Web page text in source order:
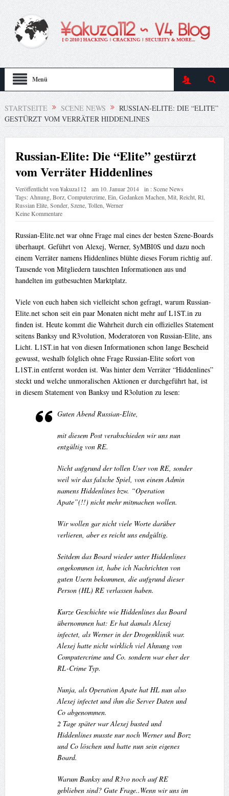
Menü
STARTSEITE SCENE NEWS
RUSSIAN-ELITE: DIE “ELITE”
GESTÜRZT VOM VERRÄTER HIDDENLINES
Russian-Elite: Die “Elite” gestürzt
vom Verräter Hiddenlines
Veröffentlicht von¥akuza112 am 10. Januar 2014 in :Scene News
Tags: Ahnung, Borz, Computercrime, Ein Gedanken Machen Mit, Reicht, Rl,
Russian Elite, Sonder, Szene, Tollen Werner
Keine Kommentare
Russian-Elite.net war ohne Frage mal eines der besten Szene-Boards
überhaupt. Geführt von Alexej, Werner, $yMBI0S und dazu noch
einem Verräter namens Hiddenlines blühte dieses Forum richtig auf.
Tausende von Mitgliedern tauschten Informationen aus und
handelten im gutbesuchten Marktplatz.
Viele von euch haben sich vielleicht schon gefragt, warum Russian-
Elite.net schon seit ein paar Monaten nicht mehr auf L1ST.in zu
finden ist. Heute kommt die Wahrheit durch ein offizielles Statement
seitens Banksy und R3volution, Moderatoren von Russian-Elite, ans
Licht. L1ST.in hat von diesen Informationen schon lange Bescheid
gewusst, weshalb folglich ohne Frage Russian-Elite sofort von
L1ST.in entfernt worden ist. Was hinter dem Verräter “Hiddenlines”
steckt und welche unmoralischen Aktionen er durchgeführt hat, ist
in diesem Statement von Banksy und R3olution zu lesen:
Guten Abend Russian-Elite,
mit diesem Post verabschieden wir uns nun
entgültig von RE.
Nicht aufgrund der tollen User von RE, sonder
weil wir das falsche Spiel, von einem Admin
namens Hiddenlines bzw. “Operation
Apate”(!!) nicht mehr mitmachen wollen.
Wir wollen gar nicht viele Worte darüber
verlieren, aber es reicht uns endgültig.
Seitdem das Board wieder unter Hiddenlines
ongekommen ist, habe ich Nachrichten von
guten Usern bekommen, die aufgrund dieser
Person (HL) RE verlassen haben.
Kurze Geschichte wie Hiddenlines das Board
übernommen hat: Er hat damals Alexej
infectet, als Werner in der Drogenklinik war.
Alexej hatte nicht wirklich viel Ahnung von
Computercrime und Co. sondern war eher der
RL-Crime Typ.
Nunja, als Operation Apate hat HL nun also
Alexej infectet und ihm die Server Daten und
Co abgenommen.
2 Tage später war Alexej busted und
Hiddenlines musste nur noch Werner und Borz
und Co löschen und hatte nun sein eigenes
Board.
Warum Banksy und R3vo noch auf RE
geblieben sind? Gute Frage..Wenn wir uns im